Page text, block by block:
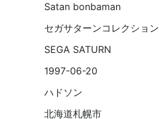
Satan bonbaman
セガサターンコレクション
SEGA SATURN
1997-06-20
ハドソン
北海道札幌市